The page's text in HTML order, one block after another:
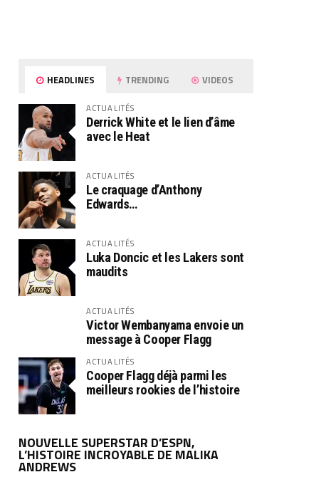
HEADLINES TRENDING VIDEOS
ACTUALITÉS
Derrick White et le lien d’âme
avec le Heat
ACTUALITÉS
Le craquage d’Anthony
Edwards…
ACTUALITÉS
Luka Doncic et les Lakers sont
maudits
ACTUALITÉS
Victor Wembanyama envoie un
message à Cooper Flagg
ACTUALITÉS
Cooper Flagg déjà parmi les
meilleurs rookies de l’histoire
NOUVELLE SUPERSTAR D’ESPN,
L’HISTOIRE INCROYABLE DE MALIKA
ANDREWS